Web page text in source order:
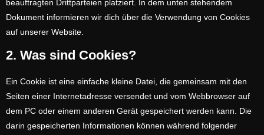
beauftragten Drittparteien platziert. In dem unten stehendem
Dokument informieren wir dich über die Verwendung von Cookies
auf unserer Website.
2. Was sind Cookies?
Ein Cookie ist eine einfache kleine Datei, die gemeinsam mit den
Seiten einer Internetadresse versendet und vom Webbrowser auf
dem PC oder einem anderen Gerät gespeichert werden kann. Die
darin gespeicherten Informationen können während folgender